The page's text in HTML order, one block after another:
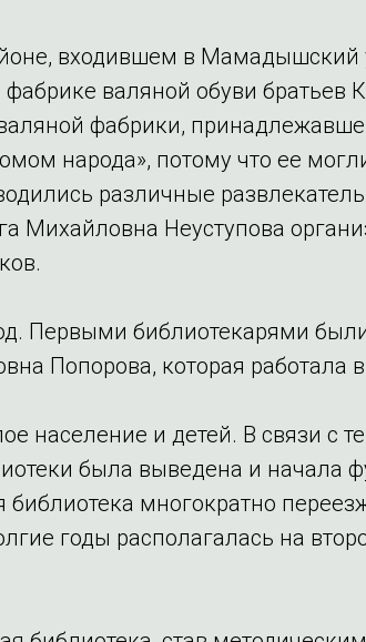
входившем в Мамадышский
валяной обуви
фабрики,
народа», потому что ее
различные
Михайловна Неуступова
Первыми библиотекарями
Попорова, которая работала
население и детей. В связи с
была выведена и начала
многократно
годы располагалась на